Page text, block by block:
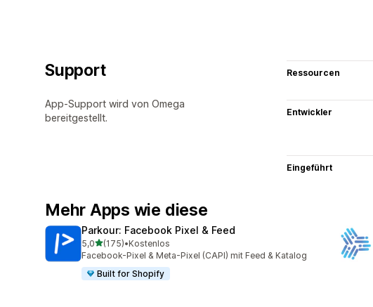
Support
App-Support wird von Omega
bereitgestellt.
Ressourcen
Entwickler
Eingeführt
Mehr Apps wie diese
Parkour: Facebook Pixel & Feed
5,0von 5 Sternen
(175)
175 Rezensionen insgesamt
•Kostenlos
Facebook-Pixel & Meta-Pixel (CAPI) mit Feed & Katalog
Built for Shopify